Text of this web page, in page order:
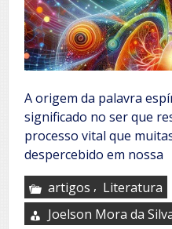
A origem da palavra
significado no ser que
processo vital que
despercebido em nossa
artigos , Literatura
Joelson Mora da